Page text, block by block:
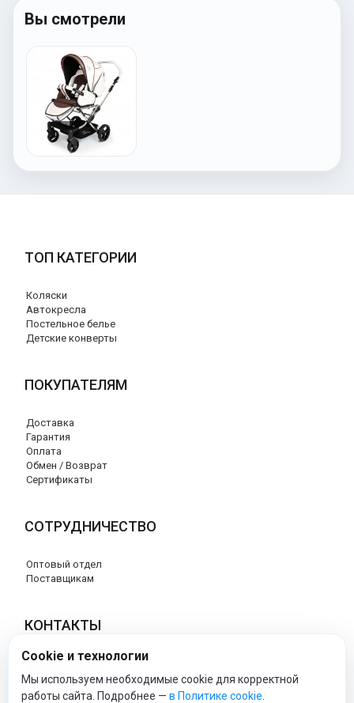
Вы смотрели
ТОП КАТЕГОРИИ
Коляски
Автокресла
Постельное белье
Детские конверты
ПОКУПАТЕЛЯМ
Доставка
Гарантия
Оплата
Обмен / Возврат
Сертификаты
СОТРУДНИЧЕСТВО
Оптовый отдел
Поставщикам
КОНТАКТЫ
8 (800) 707-76-34
info@esspero-market.ru
Cookie и технологии
Мы используем необходимые cookie для корректной
работы сайта. Подробнее — в Политике cookie